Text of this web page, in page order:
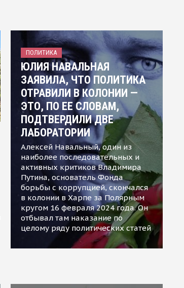
ПОЛИТИКА
ЮЛИЯ НАВАЛЬНАЯ
ЗАЯВИЛА, ЧТО ПОЛИТИКА
ОТРАВИЛИ В КОЛОНИИ —
ЭТО, ПО ЕЕ СЛОВАМ,
ПОДТВЕРДИЛИ ДВЕ
ЛАБОРАТОРИИ
Алексей Навальный, один из
наиболее последовательных и
активных критиков Владимира
Путина, основатель Фонда
борьбы с коррупцией, скончался
в колонии в Харпе за Полярным
кругом 16 февраля 2024 года. Он
отбывал там наказание по
целому ряду политических статей